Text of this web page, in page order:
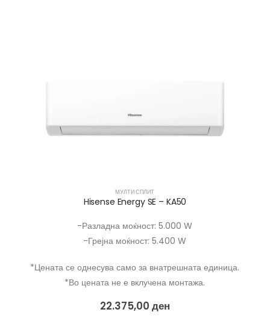
МУЛТИ СПЛИТ
Hisense Energy SE – KA50
-Разладна моќност: 5.000 W
-Грејна моќност: 5.400 W
*Цената се однесува само за внатрешната единица.
*Во цената не е вклучена монтажа.
22.375,00 ден